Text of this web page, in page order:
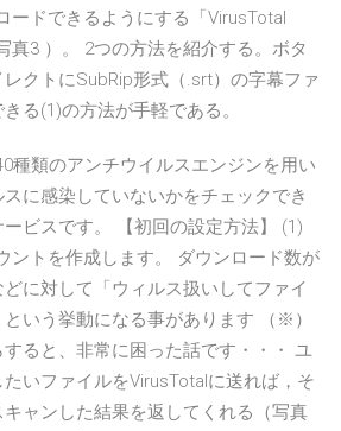
ードできるようにする「VirusTotal
真3 ）。 2つの方法を紹介する。ボタ
クトにSubRip形式（.srt）の字幕ファ
る(1)の方法が手軽である。
種類のアンチウイルスエンジンを用い
に感染していないかをチェックでき
ビスです。 【初回の設定方法】 (1)
ントを作成します。 ダウンロード数が
に対して「ウィルス扱いしてファイ
いう挙動になる事があります （※）
ると、非常に困った話です・・・ ユ
いファイルをVirusTotalに送れば，そ
ャンした結果を返してくれる（写真